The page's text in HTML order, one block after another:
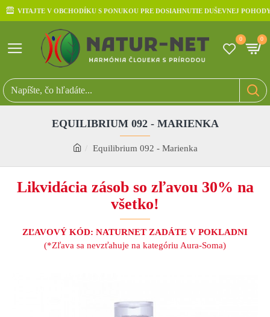
VITAJTE V OBCHODÍKU S PONUKOU PRE DOSIAHNUTIE DUŠEVNEJ
0 0
Equilibrium 092 - Marienka
EQUILIBRIUM 092 - MARIENKA
Likvidácia zásob so zľavou 30% na
všetko!
ZĽAVOVÝ KÓD: NATURNET ZADÁTE V POKLADNI
(*Zľava sa nevzťahuje na kategóriu Aura-Soma)